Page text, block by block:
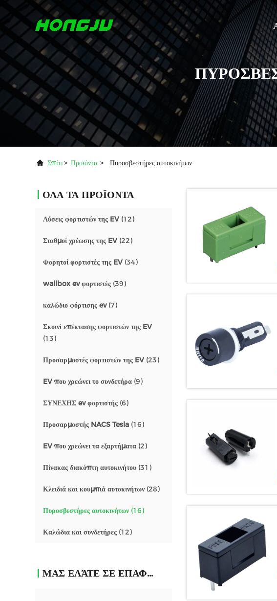
Σπίτι> Προϊόντα > Πυροσβεστήρες αυτοκινήτων
ΟΛΑ ΤΑ ΠΡΟΪΟΝΤΑ
Λύσεις φορτιστών της EV (12)
Σταθμοί χρέωσης της EV (22)
Φορητοί φορτιστές της EV (34)
wallbox ev φορτιστές (39)
καλώδιο φόρτισης ev(7)
Σκοινί επέκτασης φορτιστών της EV
(13)
Προσαρμοστές φορτιστών της EV (23)
EV που χρεώνει το συνδετήρα (9)
ΣΥΝΕΧΗΣ ev φορτιστής (6)
Προσαρμοστής NACS Tesla (16)
EV που χρεώνει τα εξαρτήματα (2)
Πίνακας διακόπτη αυτοκινήτου (31)
Κλειδιά και κουμπιά αυτοκινήτων (28)
Πυροσβεστήρες αυτοκινήτων (16)
Καλώδια και συνδετήρες (12)
ΜΑΣ ΕΛΆΤΕ ΣΕ ΕΠΑΦΉ ΜΕ